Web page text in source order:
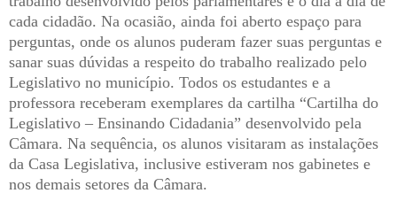
cada cidadão. Na ocasião, ainda foi aberto espaço para
perguntas, onde os alunos puderam fazer suas perguntas e
sanar suas dúvidas a respeito do trabalho realizado pelo
Legislativo no município. Todos os estudantes e a
professora receberam exemplares da cartilha “Cartilha do
Legislativo – Ensinando Cidadania” desenvolvido pela
Câmara. Na sequência, os alunos visitaram as instalações
da Casa Legislativa, inclusive estiveram nos gabinetes e
nos demais setores da Câmara.